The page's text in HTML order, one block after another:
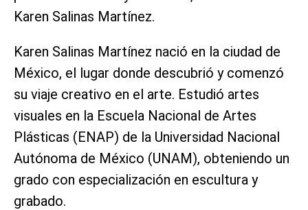
Karen Salinas Martínez.
Karen Salinas Martínez nació en la ciudad de
México, el lugar donde descubrió y comenzó
su viaje creativo en el arte. Estudió artes
visuales en la Escuela Nacional de Artes
Plásticas (ENAP) de la Universidad Nacional
Autónoma de México (UNAM), obteniendo un
grado con especialización en escultura y
grabado.